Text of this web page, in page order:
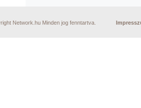
Network.hu Minden jog fenntartva.